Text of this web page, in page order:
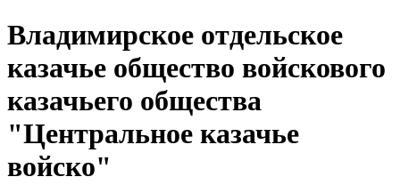
Владимирское отдельское
казачье общество войскового
казачьего общества
"Центральное казачье
войско"